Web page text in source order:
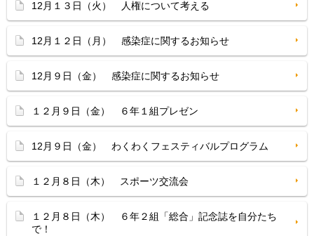
12月１３日（火） 人権について考える
12月１２日（月） 感染症に関するお知らせ
12月９日（金） 感染症に関するお知らせ
１２月９日（金） ６年１組プレゼン
12月９日（金） わくわくフェスティバルプログラム
１２月８日（木） スポーツ交流会
１２月８日（木） ６年２組「総合」記念誌を自分たち
で！